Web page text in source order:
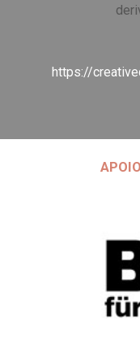
https://